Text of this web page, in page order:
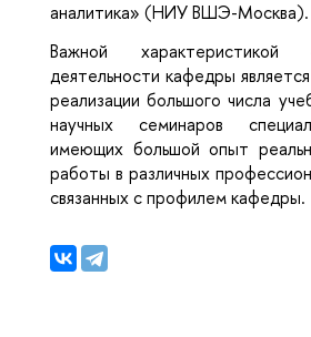
аналитика» (НИУ ВШЭ-Москва).
Важной характеристикой
деятельности кафедры
реализации большого числа
научных семинаров
имеющих большой опыт
работы в различных
связанных с профилем кафедры.